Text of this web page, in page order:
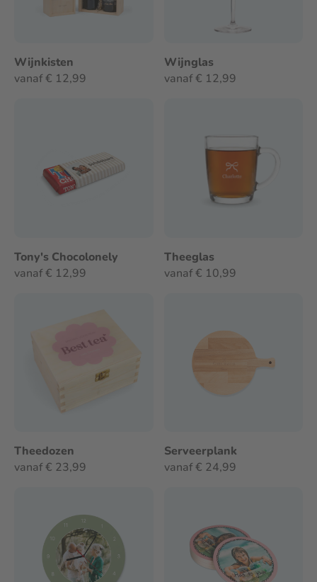
Wijnkisten
vanaf € 12,99
Wijnglas
vanaf € 12,99
Tony's Chocolonely
vanaf € 12,99
Theeglas
vanaf € 10,99
Theedozen
vanaf € 23,99
Serveerplank
vanaf € 24,99